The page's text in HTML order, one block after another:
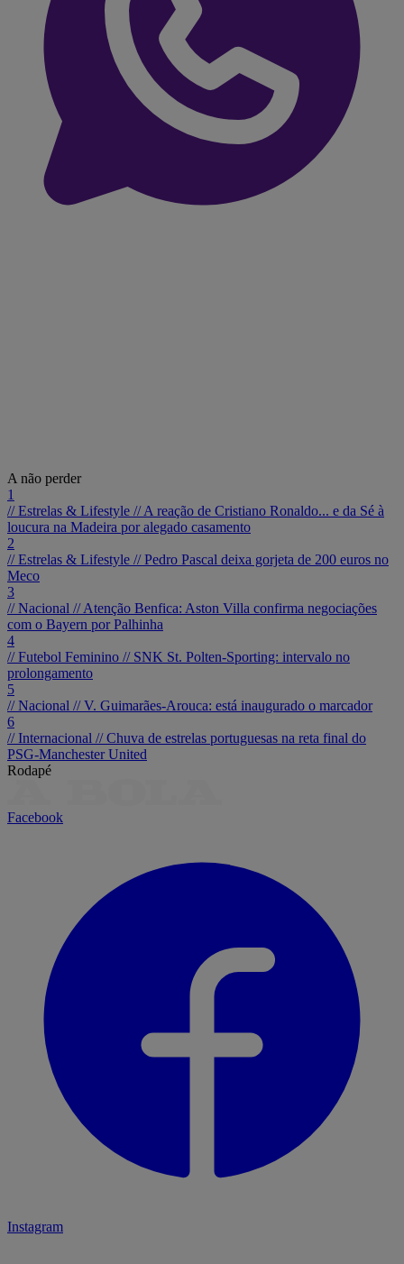
A não perder
1
// Estrelas & Lifestyle //A reação de Cristiano Ronaldo... e da Sé à
loucura na Madeira por alegado casamento
2
// Estrelas & Lifestyle //Pedro Pascal deixa gorjeta de 200 euros no
Meco
3
// Nacional //Atenção Benfica: Aston Villa confirma negociações
com o Bayern por Palhinha
4
// Futebol Feminino // SNK St. Polten-Sporting: intervalo no
prolongamento
5
// Nacional //V. Guimarães-Arouca: está inaugurado o marcador
6
// Internacional //Chuva de estrelas portuguesas na reta final do
PSG-Manchester United
Rodapé
Facebook
Instagram